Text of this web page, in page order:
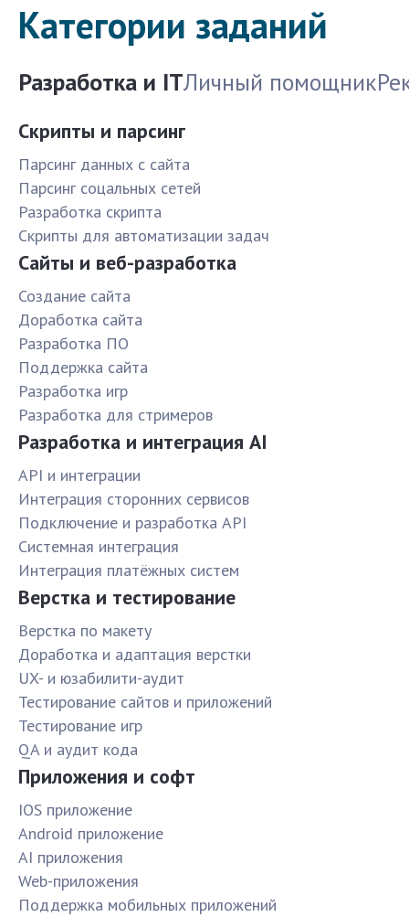
Категории заданий
Разработка и ITЛичный помощник
Скрипты и парсинг
Парсинг данных с сайта
Парсинг соцальных сетей
Разработка скрипта
Скрипты для автоматизации задач
Сайты и веб-разработка
Создание сайта
Доработка сайта
Разработка ПО
Поддержка сайта
Разработка игр
Разработка для стримеров
Разработка и интеграция AI
API и интеграции
Интеграция сторонних сервисов
Подключение и разработка API
Системная интеграция
Интеграция платёжных систем
Верстка и тестирование
Верстка по макету
Доработка и адаптация верстки
UX- и юзабилити-аудит
Тестирование сайтов и приложений
Тестирование игр
QA и аудит кода
Приложения и софт
IOS приложение
Android приложение
AI приложения
Web-приложения
Поддержка мобильных приложений